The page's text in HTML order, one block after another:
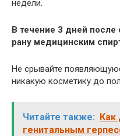
недели.
В течение 3 дней после
рану медицинским
Не срывайте
никакую косметику до
Читайте также: Как
генитальным